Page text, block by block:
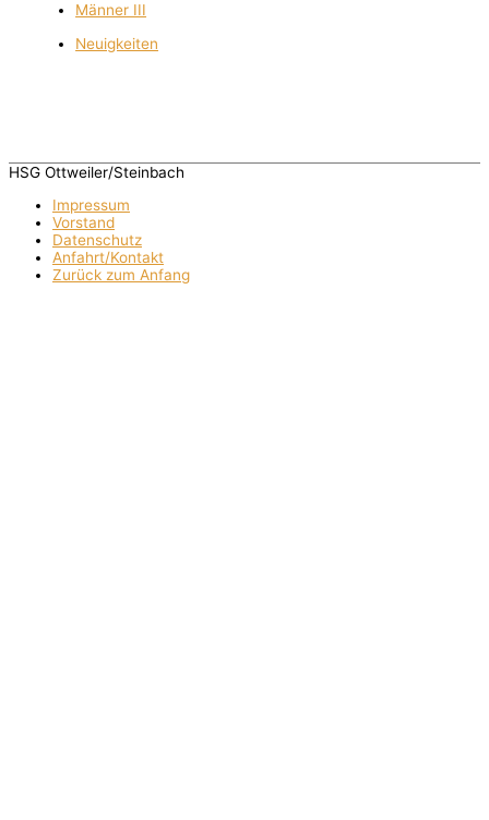
Männer III
Neuigkeiten
HSG Ottweiler/Steinbach
Impressum
Vorstand
Datenschutz
Anfahrt/Kontakt
Zurück zum Anfang